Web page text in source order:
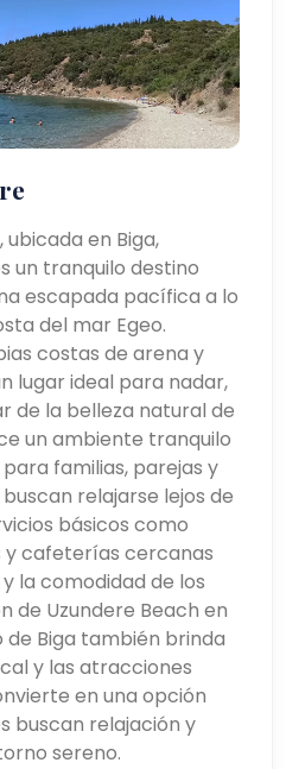
ubicada en Biga,
un tranquilo destino
escapada pacífica a lo
del mar Egeo.
costas de arena y
lugar ideal para nadar,
de la belleza natural de
un ambiente tranquilo
familias, parejas y
relajarse lejos de
básicos como
y cafeterías cercanas
la comodidad de los
de Uzundere Beach en
Biga también brinda
y las atracciones
en una opción
buscan relajación y
sereno.